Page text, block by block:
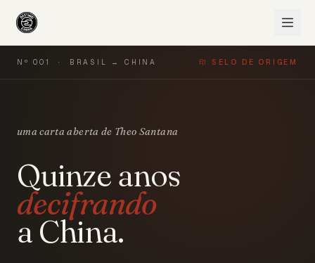
Nº 001 · BRASIL → CHINA 印 SELO DE ORIGEM
uma carta aberta de Theo Santana
Quinze anos
decifrando
a China.